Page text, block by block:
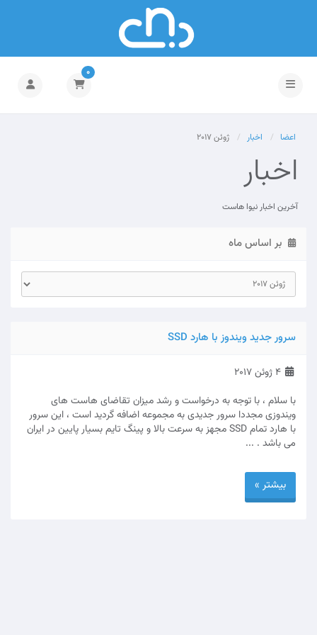
تغییر وضعیت ناوبری
0
اعضا اخبار ژوئن 2017
اخبار
آخرین اخبار نیوا هاست
بر اساس ماه
سرور جدید ویندوز با هارد SSD
4 ژوئن 2017
با سلام ، با توجه به درخواست و رشد میزان تقاضای هاست های
ویندوزی مجددا سرور جدیدی به مجموعه اضافه گردید است ، این سرور
با هارد تمام SSD مجهز به سرعت بالا و پینگ تایم بسیار پایین در ایران
می باشد . ...
بیشتر »